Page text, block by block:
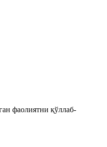
фаолиятни қўллаб-